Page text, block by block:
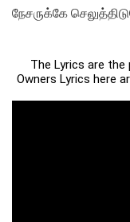
நேசருக்கே
The Lyrics are
Owners Lyrics here